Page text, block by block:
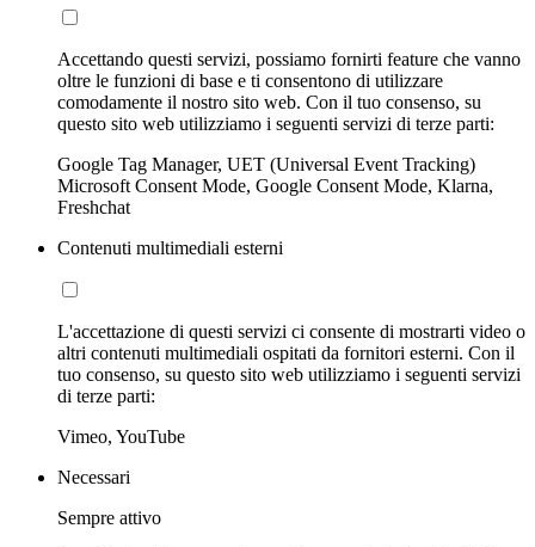
Accettando questi servizi, possiamo fornirti feature che vanno
oltre le funzioni di base e ti consentono di utilizzare
comodamente il nostro sito web. Con il tuo consenso, su
questo sito web utilizziamo i seguenti servizi di terze parti:
Google Tag Manager, UET (Universal Event Tracking)
Microsoft Consent Mode, Google Consent Mode, Klarna,
Freshchat
Contenuti multimediali esterni
L'accettazione di questi servizi ci consente di mostrarti video o
altri contenuti multimediali ospitati da fornitori esterni. Con il
tuo consenso, su questo sito web utilizziamo i seguenti servizi
di terze parti:
Vimeo, YouTube
Necessari
Sempre attivo